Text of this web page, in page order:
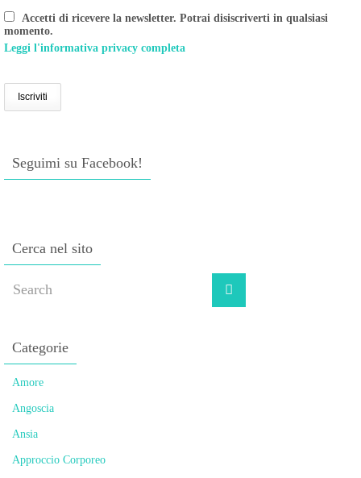
Accetti di ricevere la newsletter. Potrai disiscriverti in qualsiasi
momento.
Leggi l'informativa privacy completa
Seguimi su Facebook!
Cerca nel sito
Categorie
Amore
Angoscia
Ansia
Approccio Corporeo